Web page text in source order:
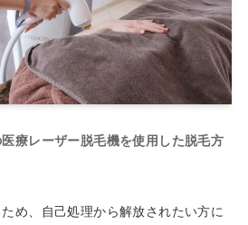
療レーザー脱毛機を使用した脱毛方
め、自己処理から解放されたい方に